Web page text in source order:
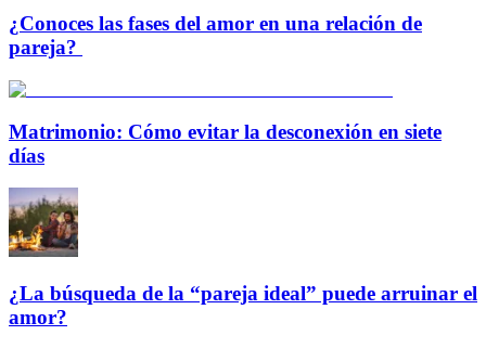
¿Conoces las fases del amor en una relación de
pareja?
Matrimonio: Cómo evitar la desconexión en siete
días
¿La búsqueda de la “pareja ideal” puede arruinar el
amor?